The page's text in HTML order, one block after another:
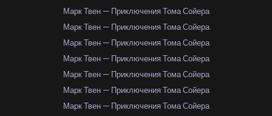
Марк Твен — Приключения Тома Сойера
Марк Твен — Приключения Тома Сойера
Марк Твен — Приключения Тома Сойера
Марк Твен — Приключения Тома Сойера
Марк Твен — Приключения Тома Сойера
Марк Твен — Приключения Тома Сойера
Марк Твен — Приключения Тома Сойера